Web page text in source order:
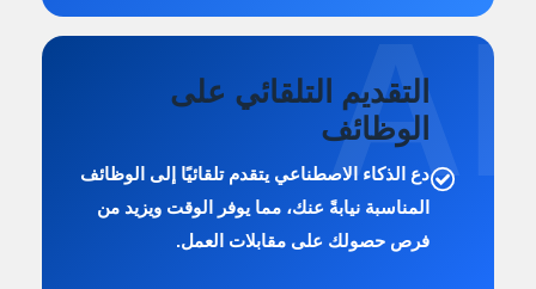
AI
التقديم التلقائي على
الوظائف
دع الذكاء الاصطناعي يتقدم تلقائيًا إلى الوظائف
المناسبة نيابةً عنك، مما يوفر الوقت ويزيد من
فرص حصولك على مقابلات العمل.